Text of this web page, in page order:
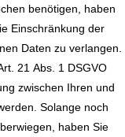
benötigen, haben
Einschränkung der
Daten zu verlangen.
21 Abs. 1 DSGVO
zwischen Ihren und
Solange noch
haben Sie